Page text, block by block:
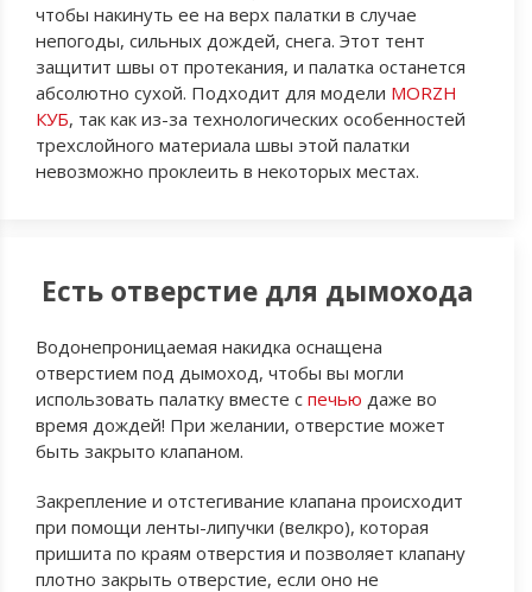
чтобы накинуть ее на верх палатки в случае
непогоды, сильных дождей, снега. Этот тент
защитит швы от протекания, и палатка останется
абсолютно сухой. Подходит для модели MORZH
КУБ, так как из-за технологических особенностей
трехслойного материала швы этой палатки
невозможно проклеить в некоторых местах.
Есть отверстие для дымохода
Водонепроницаемая накидка оснащена
отверстием под дымоход, чтобы вы могли
использовать палатку вместе с печью даже во
время дождей! При желании, отверстие может
быть закрыто клапаном.
Закрепление и отстегивание клапана происходит
при помощи ленты-липучки (велкро), которая
пришита по краям отверстия и позволяет клапану
плотно закрыть отверстие, если оно не